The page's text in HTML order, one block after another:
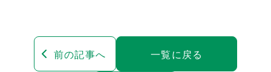
前の記事へ 一覧に戻る